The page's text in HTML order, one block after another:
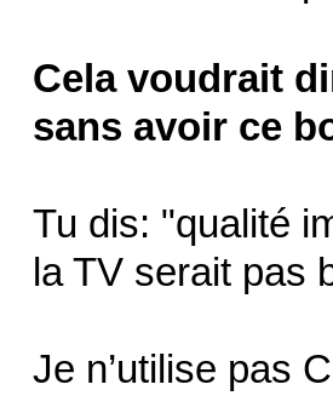
Cela voudrait
sans avoir ce
Tu dis: "qualité
la TV serait pas
Je n’utilise pas